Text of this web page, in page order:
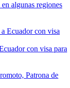
algunas regiones
con visa para